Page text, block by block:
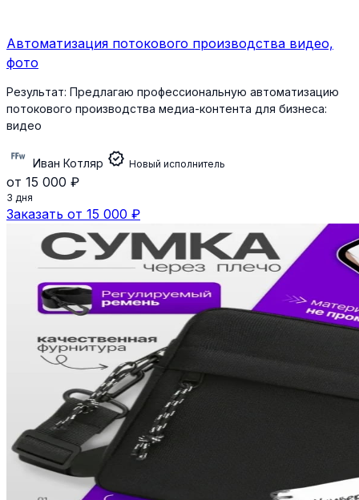
Автоматизация потокового производства видео,
фото
Результат: Предлагаю профессиональную автоматизацию
потокового производства медиа-контента для бизнеса:
видео
Иван Котляр verified Новый исполнитель
от 15 000 ₽
3 дня
Заказать от 15 000 ₽